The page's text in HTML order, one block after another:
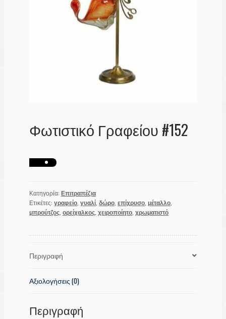
Φωτιστικό Γραφείου #152
Κατηγορία:Επιτραπέζια
Ετικέτες:γραφείο ,γυαλί ,δώρο ,επίχρυσο ,μέταλλο
μπρούτζος ,ορείχαλκος ,χειροποίητο ,χρωματιστό
Περιγραφή
Αξιολογήσεις (0)
Περιγραφή